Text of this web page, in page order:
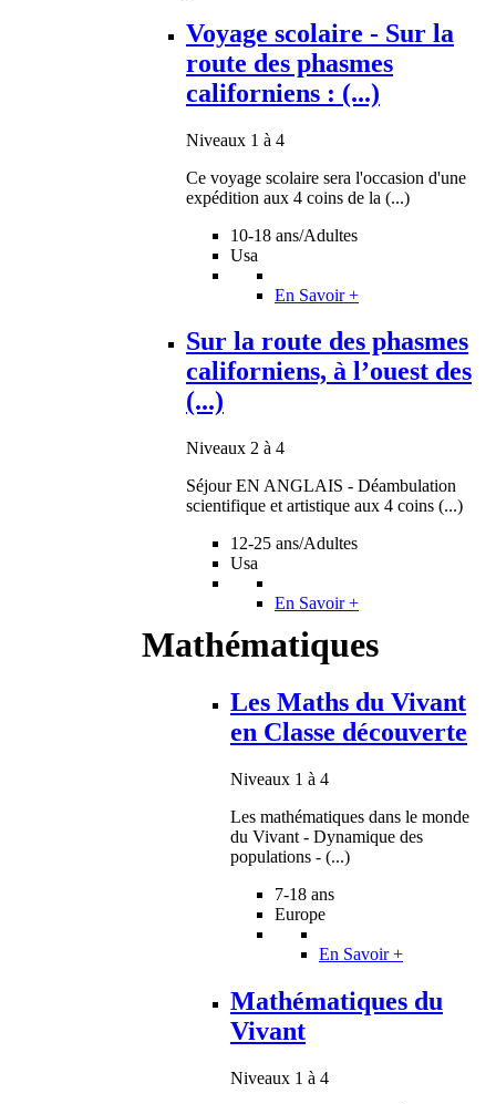
Voyage scolaire - Sur la
route des phasmes
californiens : (...)
Niveaux 1 à 4
Ce voyage scolaire sera l'occasion d'une
expédition aux 4 coins de la (...)
10-18 ans/Adultes
Usa
En Savoir +
Sur la route des phasmes
californiens, à l’ouest des
(...)
Niveaux 2 à 4
Séjour EN ANGLAIS - Déambulation
scientifique et artistique aux 4 coins (...)
12-25 ans/Adultes
Usa
En Savoir +
Mathématiques
Les Maths du Vivant
en Classe découverte
Niveaux 1 à 4
Les mathématiques dans le monde
du Vivant - Dynamique des
populations - (...)
7-18 ans
Europe
En Savoir +
Mathématiques du
Vivant
Niveaux 1 à 4